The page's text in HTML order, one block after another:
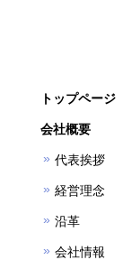
トップページ
会社概要
代表挨拶
経営理念
沿革
会社情報